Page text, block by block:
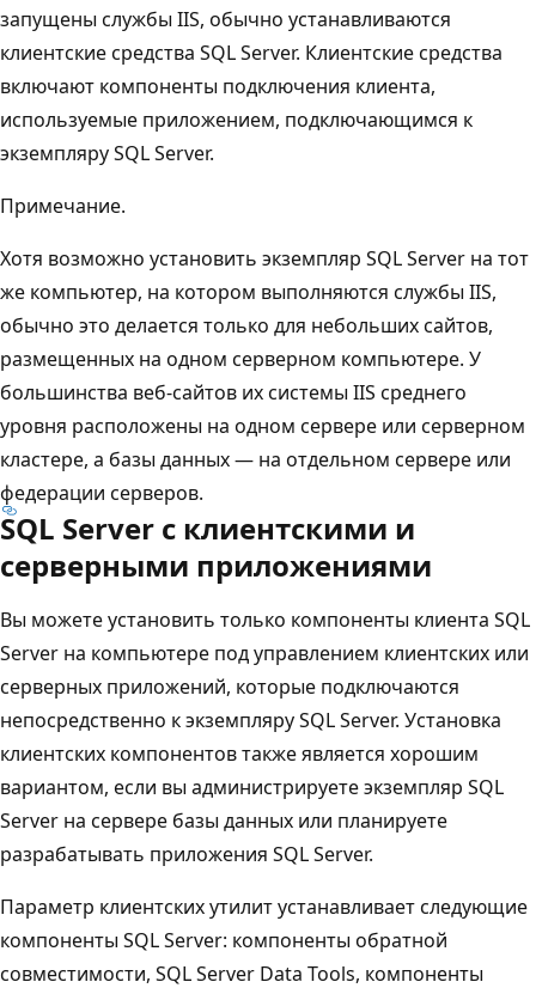
запущены службы IIS, обычно устанавливаются
клиентские средства SQL Server. Клиентские средства
включают компоненты подключения клиента,
используемые приложением, подключающимся к
экземпляру SQL Server.
Примечание.
Хотя возможно установить экземпляр SQL Server на тот
же компьютер, на котором выполняются службы IIS,
обычно это делается только для небольших сайтов,
размещенных на одном серверном компьютере. У
большинства веб-сайтов их системы IIS среднего
уровня расположены на одном сервере или серверном
кластере, а базы данных — на отдельном сервере или
федерации серверов.
SQL Server с клиентскими и
серверными приложениями
Вы можете установить только компоненты клиента SQL
Server на компьютере под управлением клиентских или
серверных приложений, которые подключаются
непосредственно к экземпляру SQL Server. Установка
клиентских компонентов также является хорошим
вариантом, если вы администрируете экземпляр SQL
Server на сервере базы данных или планируете
разрабатывать приложения SQL Server.
Параметр клиентских утилит устанавливает следующие
компоненты SQL Server: компоненты обратной
совместимости, SQL Server Data Tools, компоненты